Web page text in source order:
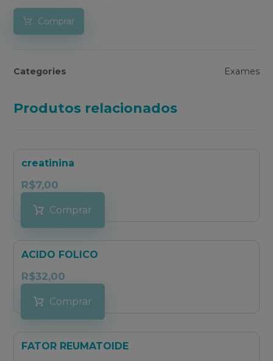
Comprar
Categories Exames
Produtos relacionados
creatinina
R$7,00
Comprar
ACIDO FOLICO
R$32,00
Comprar
FATOR REUMATOIDE